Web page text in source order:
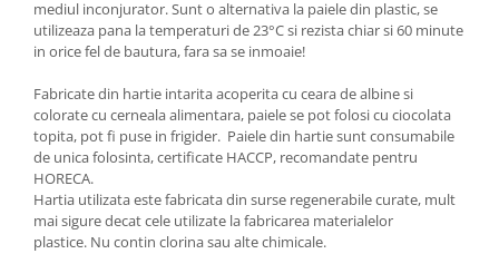
mediul inconjurator. Sunt o alternativa la paiele din plastic, se
utilizeaza pana la temperaturi de 23°C si rezista chiar si 60 minute
in orice fel de bautura, fara sa se inmoaie!
Fabricate din hartie intarita acoperita cu ceara de albine si
colorate cu cerneala alimentara, paiele se pot folosi cu ciocolata
topita, pot fi puse in frigider. Paiele din hartie sunt consumabile
de unica folosinta, certificate HACCP, recomandate pentru
HORECA.
Hartia utilizata este fabricata din surse regenerabile curate, mult
mai sigure decat cele utilizate la fabricarea materialelor
plastice. Nu contin clorina sau alte chimicale.